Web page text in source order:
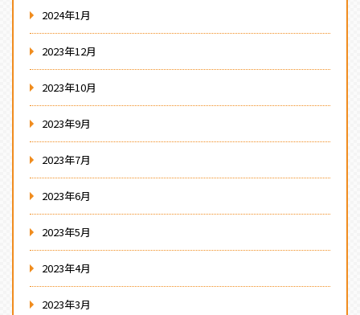
2024年1月
2023年12月
2023年10月
2023年9月
2023年7月
2023年6月
2023年5月
2023年4月
2023年3月